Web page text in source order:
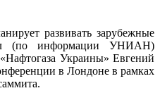
развивать зарубежные
(по информации УНИАН)
Украины» Евгений
в Лондоне в рамках